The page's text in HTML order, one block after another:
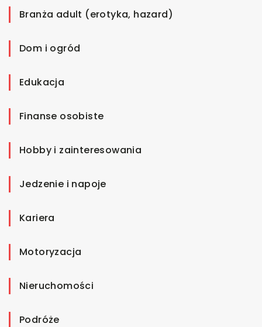
Branża adult (erotyka, hazard)
Dom i ogród
Edukacja
Finanse osobiste
Hobby i zainteresowania
Jedzenie i napoje
Kariera
Motoryzacja
Nieruchomości
Podróże